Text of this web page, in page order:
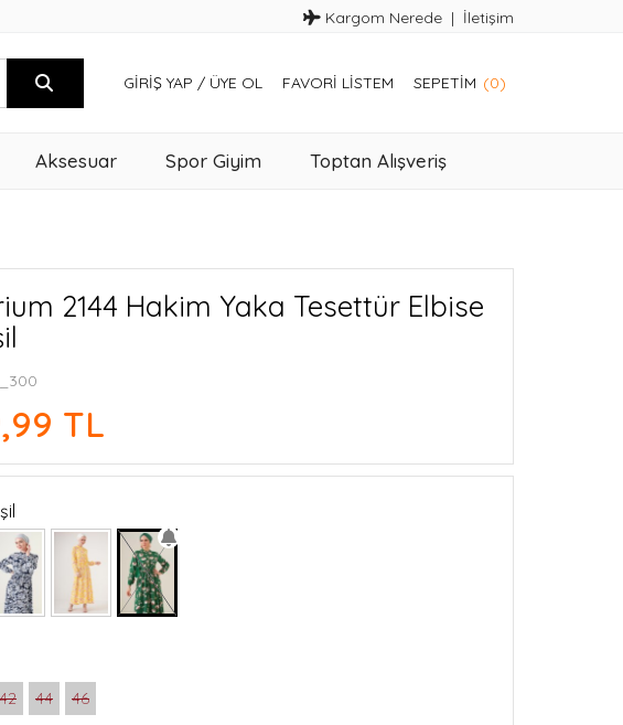
Kargom Nerede İletişim
GIRIŞ YAP / ÜYE OL FAVORI LISTEM SEPETIM (0)
Aksesuar Spor Giyim Toptan Alışveriş
2144 Hakim Yaka Tesettür Elbise
TL
42 44 46